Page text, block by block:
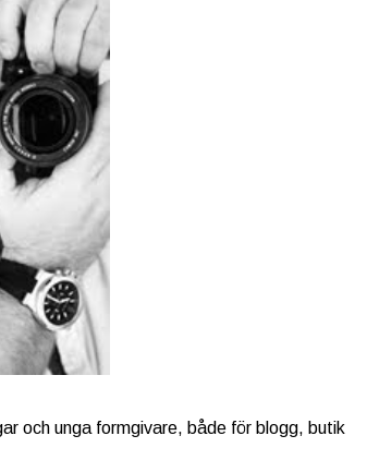
och unga formgivare, både för blogg, butik